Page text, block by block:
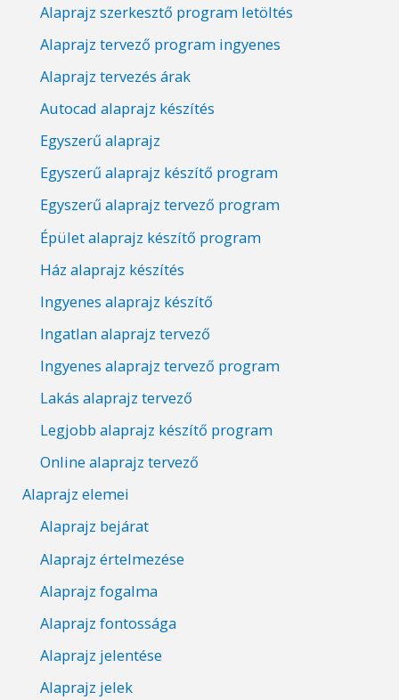
Alaprajz szerkesztő program letöltés
Alaprajz tervező program ingyenes
Alaprajz tervezés árak
Autocad alaprajz készítés
Egyszerű alaprajz
Egyszerű alaprajz készítő program
Egyszerű alaprajz tervező program
Épület alaprajz készítő program
Ház alaprajz készítés
Ingyenes alaprajz készítő
Ingatlan alaprajz tervező
Ingyenes alaprajz tervező program
Lakás alaprajz tervező
Legjobb alaprajz készítő program
Online alaprajz tervező
Alaprajz elemei
Alaprajz bejárat
Alaprajz értelmezése
Alaprajz fogalma
Alaprajz fontossága
Alaprajz jelentése
Alaprajz jelek